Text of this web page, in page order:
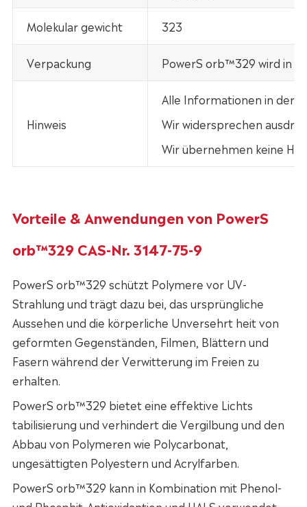
Molekular gewicht 323
Verpackung PowerS orb™329 wird in
Hinweis
Alle Informationen in der
Wir widersprechen
Wir übernehmen keine
Vorteile & Anwendungen von PowerS
orb™329 CAS-Nr. 3147-75-9
PowerS orb™329 schützt Polymere vor UV-
Strahlung und trägt dazu bei, das ursprüngliche
Aussehen und die körperliche Unversehrt heit von
geformten Gegenständen, Filmen, Blättern und
Fasern während der Verwitterung im Freien zu
erhalten.
PowerS orb™329 bietet eine effektive Lichts
tabilisierung und verhindert die Vergilbung und den
Abbau von Polymeren wie Polycarbonat,
ungesättigten Polyestern und Acrylfarben.
PowerS orb™329 kann in Kombination mit Phenol-